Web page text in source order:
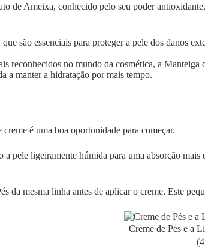
de Ameixa, conhecido pelo seu poder
são essenciais para proteger a pele dos danos
reconhecidos no mundo da cosmética, a
a manter a hidratação por mais tempo.
é uma boa oportunidade para começar.
pele ligeiramente húmida para uma absorção
da mesma linha antes de aplicar o creme. Este
Creme de Pés e a